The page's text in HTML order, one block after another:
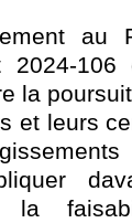
au
2024-
la
et leurs
la